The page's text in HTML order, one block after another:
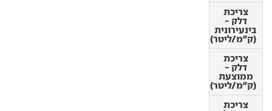
צריכת
דלק -
בינעירונית
(ק"מ/ליטר)
צריכת
דלק -
ממוצעת
(ק"מ/ליטר)
צריכת
דלק -
בינעירונית
(ק"מ/ליטר)
צריכת
דלק -
ממוצעת
(ק"מ/ליטר)
צריכת
חשמל